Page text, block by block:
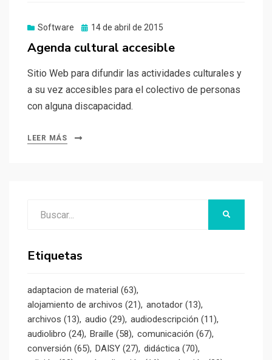
Software
Publicado
14 de abril de 2015
Agenda cultural accesible
Sitio Web para difundir las actividades culturales y
a su vez accesibles para el colectivo de personas
con alguna discapacidad.
LEER MÁS
Etiquetas
adaptacion de material (63)
alojamiento de archivos (21) anotador (13)
archivos (13) audio (29) audiodescripción (11)
audiolibro (24) Braille (58) comunicación (67)
conversión (65) DAISY (27) didáctica (70)